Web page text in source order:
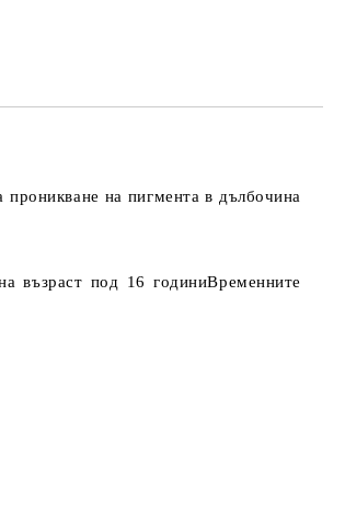
на пигмента в дълбочина
възраст под 16 годиниВременните